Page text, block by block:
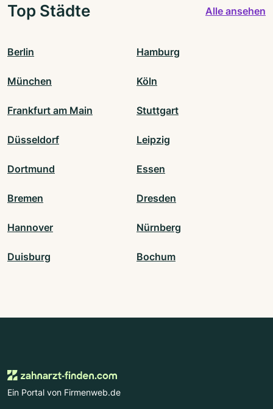
Top Städte Alle ansehen
Berlin Hamburg
München Köln
Frankfurt am Main Stuttgart
Düsseldorf Leipzig
Dortmund Essen
Bremen Dresden
Hannover Nürnberg
Duisburg Bochum
Ein Portal von Firmenweb.de